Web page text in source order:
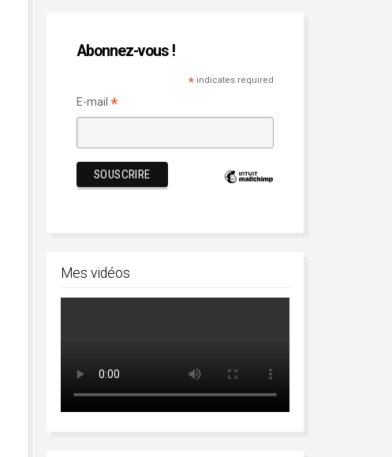
Abonnez-vous !
*indicates required
E-mail *
Mes vidéos